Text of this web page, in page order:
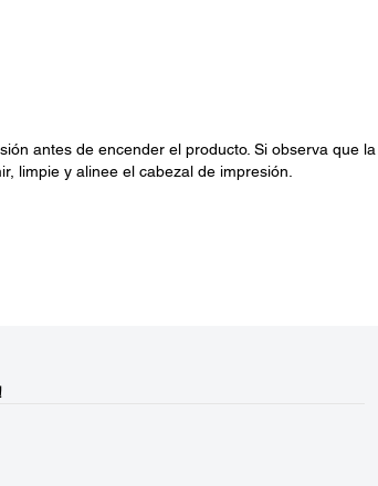
antes de encender el producto. Si observa que la
limpie y alinee el cabezal de impresión.